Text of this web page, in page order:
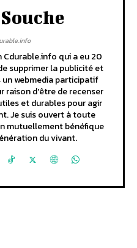
qui a eu 20
supprimer la publicité et
webmedia participatif
raison d'être de recenser
et durables pour agir
Je suis ouvert à toute
mutuellement bénéfique
du vivant.